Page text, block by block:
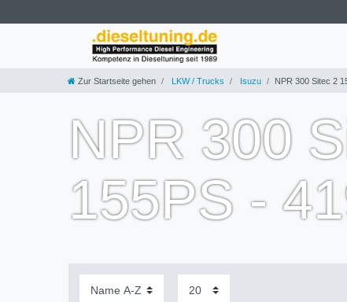
Zur Startseite gehen LKW / Trucks Isuzu NPR 300 Sitec 2
NPR 300
155PS -